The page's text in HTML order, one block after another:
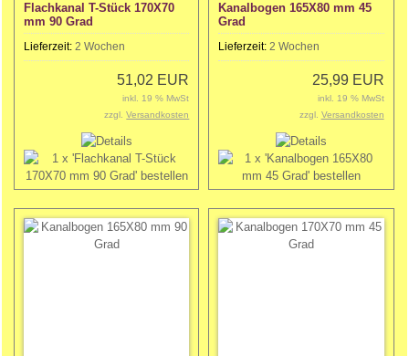
Flachkanal T-Stück 170X70
mm 90 Grad
Lieferzeit: 2 Wochen
51,02 EUR
inkl. 19 % MwSt
zzgl.Versandkosten
Kanalbogen 165X80 mm 45
Grad
Lieferzeit:2 Wochen
25,99 EUR
inkl. 19 % MwSt
zzgl. Versandkosten